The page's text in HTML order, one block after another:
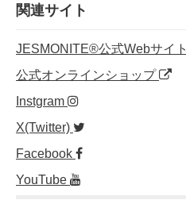
o
o
k
関連サイト
JESMONITE®公式Webサイト
公式オンラインショップ
Instgram
X(Twitter)
Facebook
YouTube